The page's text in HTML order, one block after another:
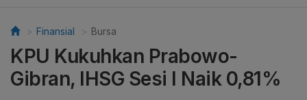
Finansial Bursa
KPU Kukuhkan Prabowo-
Gibran, IHSG Sesi I Naik 0,81%